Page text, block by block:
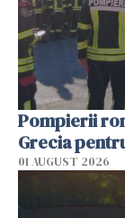
Pompierii
Grecia
01 AUGUST 2026